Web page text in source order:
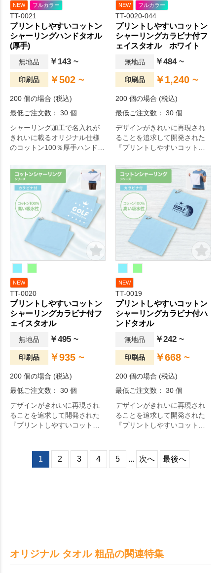
NEW フルカラー
TT-0021
プリントしやすいコットン
シャーリングハンドタオル
(厚手)
無地品 ￥143 ~
印刷品 ￥502 ~
200 個の場合 (税込)
最低ご注文数： 30 個
シャーリング加工で名入れが
きれいに載るオリジナル仕様
のコットン100％厚手ハンドタ
NEW フルカラー
TT-0020-044
プリントしやすいコットン
シャーリングカラビナ付フ
ェイスタオル ホワイト
無地品 ￥484 ~
印刷品 ￥1,240 ~
200 個の場合 (税込)
最低ご注文数： 30 個
デザインがきれいに再現され
ることを追求して開発された
『プリントしやすいコットン
ズに、カラビナ付きのフェイ
スタオルが登場です。
NEW
TT-0020
プリントしやすいコットン
シャーリングカラビナ付フ
ェイスタオル
無地品 ￥495 ~
印刷品 ￥935 ~
200 個の場合 (税込)
最低ご注文数： 30 個
デザインがきれいに再現され
ることを追求して開発された
『プリントしやすいコットン
スタオルが登場です。
NEW
TT-0019
プリントしやすいコットン
シャーリングカラビナ付ハ
ンドタオル
無地品 ￥242 ~
印刷品 ￥668 ~
200 個の場合 (税込)
最低ご注文数： 30 個
デザインがきれいに再現され
ることを追求して開発された
『プリントしやすいコットン
タオルが登場です。
1 2 3 4 5 ... 次へ 最後へ
オリジナル タオル 粗品の関連特集